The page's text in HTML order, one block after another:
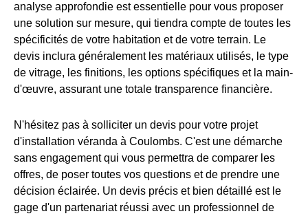
analyse approfondie est essentielle pour vous proposer
une solution sur mesure, qui tiendra compte de toutes les
spécificités de votre habitation et de votre terrain. Le
devis inclura généralement les matériaux utilisés, le type
de vitrage, les finitions, les options spécifiques et la main-
d'œuvre, assurant une totale transparence financière.
N'hésitez pas à solliciter un devis pour votre projet
d'installation véranda à Coulombs. C'est une démarche
sans engagement qui vous permettra de comparer les
offres, de poser toutes vos questions et de prendre une
décision éclairée. Un devis précis et bien détaillé est le
gage d'un partenariat réussi avec un professionnel de